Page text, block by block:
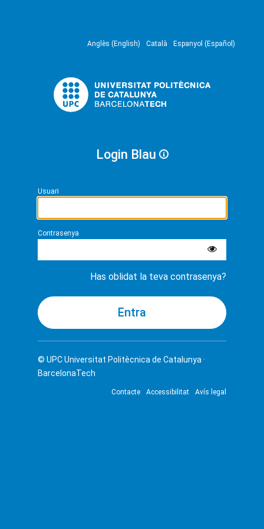
Anglès (English) Català Espanyol (Español)
Login Blau
Usuari
Contrasenya
Has oblidat la teva contrasenya?
© UPCUniversitat Politècnica de Catalunya ·
BarcelonaTech
Contacte Accessibilitat Avís legal